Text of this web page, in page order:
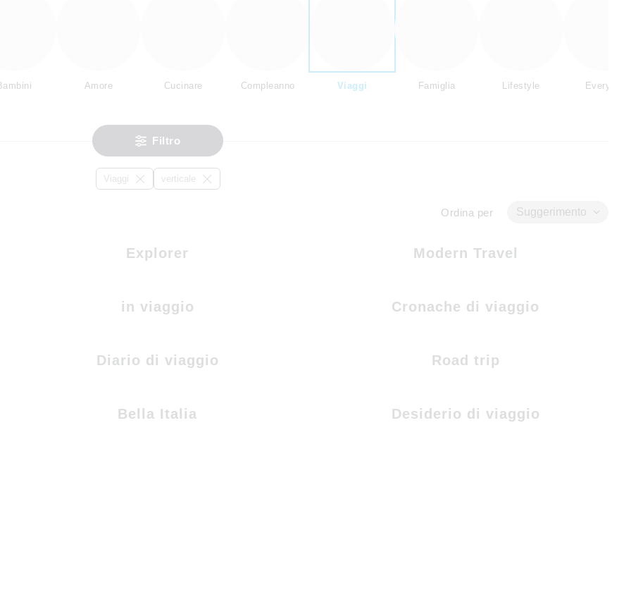
Amore Cucinare Compleanno Viaggi Famiglia Lifestyle Everyday
Filtro
Viaggi verticale
Ordina per Suggerimento
Explorer Modern Travel
in viaggio Cronache di viaggio
Diario di viaggio Road trip
Bella Italia Desiderio di viaggio